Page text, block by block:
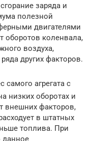
заряда и
полезной
двигателями
оборотов коленвала,
воздуха,
других факторов.
самого агрегата с
низких оборотах и
внешних факторов,
в штатных
топлива. При
данное